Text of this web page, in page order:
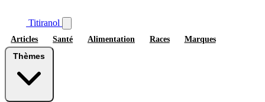
Titiranol
Articles Santé Alimentation Races Marques